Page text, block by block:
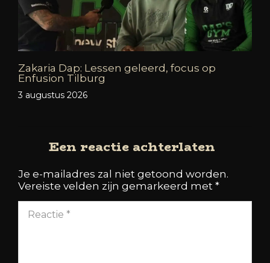
Zakaria Dap: Lessen geleerd, focus op
Enfusion Tilburg
3 augustus 2026
Een reactie achterlaten
Je e-mailadres zal niet getoond worden.
Vereiste velden zijn gemarkeerd met *